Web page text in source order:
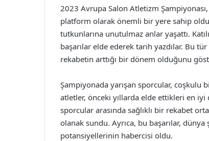
2023 Avrupa Salon Atletizm
platform olarak önemli bir yere sahip
tutkunlarına unutulmaz anlar yaşattı.
başarılar elde ederek tarih yazdılar. Bu
rekabetin arttığı bir dönem olduğunu
Şampiyonada yarışan sporcular, coşkulu
atletler, önceki yıllarda elde ettikleri en
sporcular arasında sağlıklı bir rekabet
olanak sundu. Ayrıca, bu başarılar,
potansiyellerinin habercisi oldu.